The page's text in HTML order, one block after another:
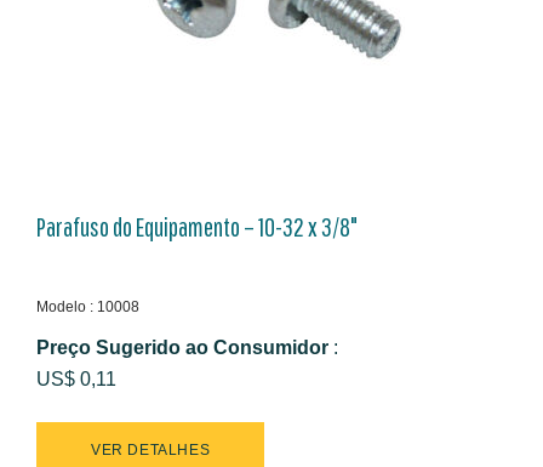
Parafuso do Equipamento – 10-32 x 3/8"
Modelo : 10008
Preço Sugerido ao Consumidor :
US$ 0,11
VER DETALHES